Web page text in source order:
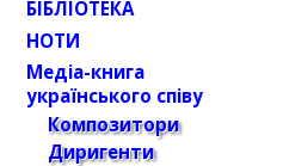
БІБЛІОТЕКА
НОТИ
Медіа-книга
українського співу
Композитори
Диригенти